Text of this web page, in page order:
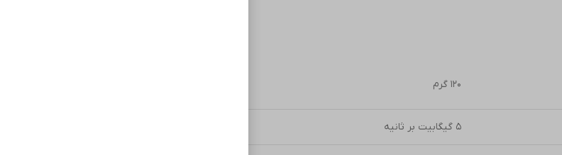
۱۲۰ گرم
۵ گیگابیت بر ثانیه